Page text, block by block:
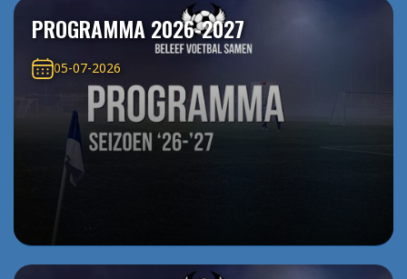
PROGRAMMA 2026-2027
05-07-2026